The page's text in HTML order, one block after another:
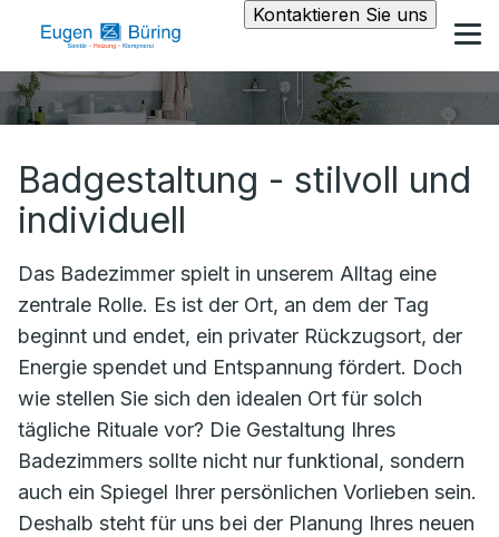
Kontaktieren Sie uns
Badgestaltung - stilvoll und
individuell
Das Badezimmer spielt in unserem Alltag eine
zentrale Rolle. Es ist der Ort, an dem der Tag
beginnt und endet, ein privater Rückzugsort, der
Energie spendet und Entspannung fördert. Doch
wie stellen Sie sich den idealen Ort für solch
tägliche Rituale vor? Die Gestaltung Ihres
Badezimmers sollte nicht nur funktional, sondern
auch ein Spiegel Ihrer persönlichen Vorlieben sein.
Deshalb steht für uns bei der Planung Ihres neuen